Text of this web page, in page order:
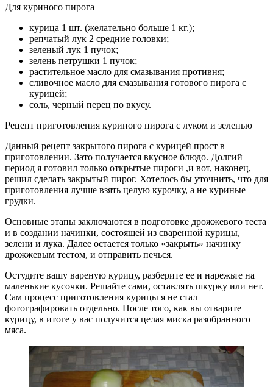
Для куриного пирога
курица 1 шт. (желательно больше 1 кг.);
репчатый лук 2 средние головки;
зеленый лук 1 пучок;
зелень петрушки 1 пучок;
растительное масло для смазывания противня;
сливочное масло для смазывания готового пирога с
курицей;
соль, черный перец по вкусу.
Рецепт приготовления куриного пирога с луком и зеленью
Данный рецепт закрытого пирога с курицей прост в
приготовлении. Зато получается вкусное блюдо. Долгий
период я готовил только открытые пироги ,и вот, наконец,
решил сделать закрытый пирог. Хотелось бы уточнить, что для
приготовления лучше взять целую курочку, а не куриные
грудки.
Основные этапы заключаются в подготовке дрожжевого теста
и в создании начинки, состоящей из сваренной курицы,
зелени и лука. Далее остается только «закрыть» начинку
дрожжевым тестом, и отправить печься.
Остудите вашу вареную курицу, разберите ее и нарежьте на
маленькие кусочки. Решайте сами, оставлять шкурку или нет.
Сам процесс приготовления курицы я не стал
фотографировать отдельно. После того, как вы отварите
курицу, в итоге у вас получится целая миска разобранного
мяса.